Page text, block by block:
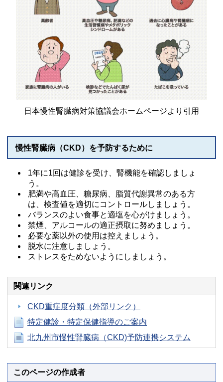
日本慢性腎臓病対策協議会ホームページより引用
慢性腎臓病（CKD）を予防するために
1年に1回は健診を受け、腎機能を確認しましょ
う。
肥満や高血圧、糖尿病、脂質代謝異常のある方
は、検査値を適切にコントロールしましょう。
バランスのよい食事と適塩を心がけましょう。
禁煙、アルコールの適正摂取に努めましょう。
必要な薬以外の使用は控えましょう。
脱水に注意しましょう。
ストレスをためないようにしましょう。
関連リンク
CKD重症度分類（外部リンク）
特定健診・特定保健指導のご案内
北九州市慢性腎臓病（CKD)予防連携システム
このページの作成者